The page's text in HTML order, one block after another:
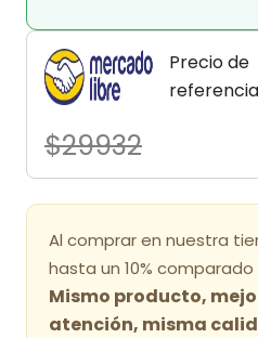
Precio de
referencia
$29932
Al comprar en nuestra
hasta un 10%
Mismo producto,
atención, misma